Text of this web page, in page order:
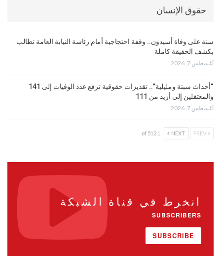
حقوق الإنسان
سنة على وفاة أسيدون.. وقفة احتجاجية أمام رئاسة النيابة العامة تطالب
بكشف الحقيقة كاملة
أغسطس 7, 2026
“أحداث سبتة ومليلية”.. تقديرات حقوقية ترفع عدد الوفيات إلى 141
والمعتقلين إلى أزيد من 111
أغسطس 7, 2026
NEXT
1 of 512
انخرط في قناة الشبكة
SUBSCRIBERS
SUBSCRIBE